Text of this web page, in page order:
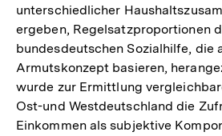
unterschiedlicher
ergeben, Regelsatzproportionen
bundesdeutschen Sozialhilfe, die
Armutskonzept basieren,
wurde zur Ermittlung
Ost-und Westdeutschland die
Einkommen als subjektive